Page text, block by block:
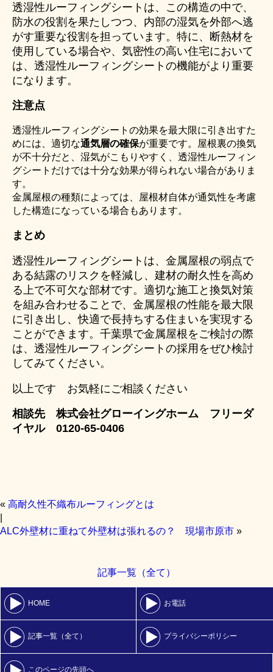
透湿性ルーフィングシートは、この構造の中で、
防水の役割を果たしつつ、内部の湿気を外部へ逃
がす重要な役割を担っています。特に、断熱材を
使用している場合や、気密性の高い住宅において
は、透湿性ルーフィングシートの機能がより重要
になります。
注意点
透湿性ルーフィングシートの効果を最大限に引き出すた
めには、適切な通気層の確保が重要です。屋根裏の換気
が不十分だと、湿気がこもりやすく、透湿性ルーフィン
グシートだけでは十分な効果が得られない場合がありま
す。
金属屋根の種類によっては、屋根材自体が通気性を考慮
した構造になっている場合もあります。
まとめ
透湿性ルーフィングシートは、金属屋根の弱点で
ある結露のリスクを軽減し、建材の耐久性を高め
る上で不可欠な部材です。適切な施工と換気対策
を組み合わせることで、金属屋根の性能を最大限
に引き出し、快適で長持ちする住まいを実現する
ことができます。千葉県で金属屋根をご検討の際
は、透湿性ルーフィングシートの採用をぜひ検討
してみてください。
以上です お気軽にご相談ください
相談先 株式会社グローイングホーム フリーダ
イヤル 0120-65-0406
« 高耐久性不織布ルーフィングとは
ALC外壁材に重ねて外壁材は張れるの？ 現場市原市 »
記事一覧（全て）
HOME お電話
記事一覧（全て） プライバシーポリシー
このページの先頭へ